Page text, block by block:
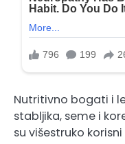
Nutritivno bogati i
stabljika, seme i
su višestruko